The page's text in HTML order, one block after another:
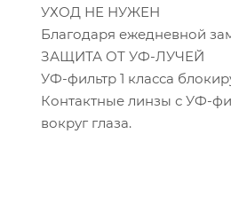
УХОД НЕ НУЖЕН
Благодаря ежедневной
ЗАЩИТА ОТ УФ-ЛУЧЕЙ
УФ-фильтр 1 класса
Контактные линзы с УФ-
вокруг глаза.